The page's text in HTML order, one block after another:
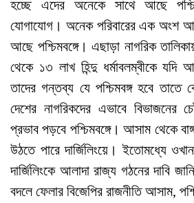
হচ্ছে এদের অনেকে সাথে আছে
যোগাযোগ। অনেক পরিবারের এক অংশ
আছে পশ্চিমবঙ্গে। এছাড়া নাগরিক
থেকে ১৩ লাখ হিন্দু ধর্মাবলম্বীকে যদি
তাদের গন্তব্য যে পশ্চিমবঙ্গ হবে তাতে
দেশের নাগরিকদের এভাবে বিভাজনের
প্রভাব পড়বে পশ্চিমবঙ্গে। আসাম থেকে
উঠতে পারে দার্জিলিংয়ে। ইতোমধ্যে
দার্জিলিংকে আলাদা রাজ্য গঠনের দাবি
বদলে ফেলার বিজেপির রাজনীতি আসাম,